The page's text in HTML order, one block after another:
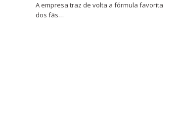
A empresa traz de volta a fórmula favorita
dos fãs…